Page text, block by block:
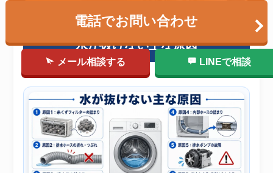
水が抜けない主な原因
電話でお問い合わせ
メール相談する LINEで相談